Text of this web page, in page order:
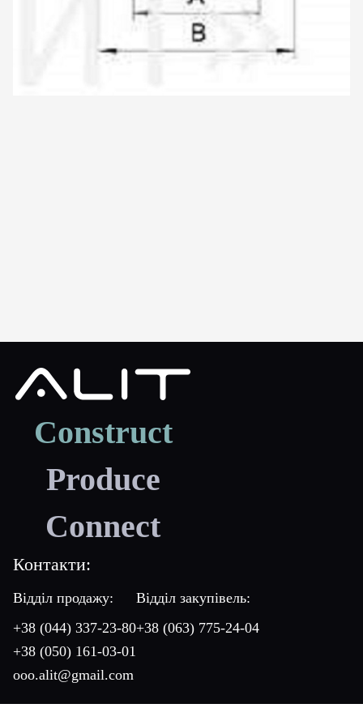
Construct
Produce
Connect
Контакти:
Відділ продажу:
+38 (044) 337-23-80
+38 (050) 161-03-01
ooo.alit@gmail.com
Відділ закупівель:
+38 (063) 775-24-04